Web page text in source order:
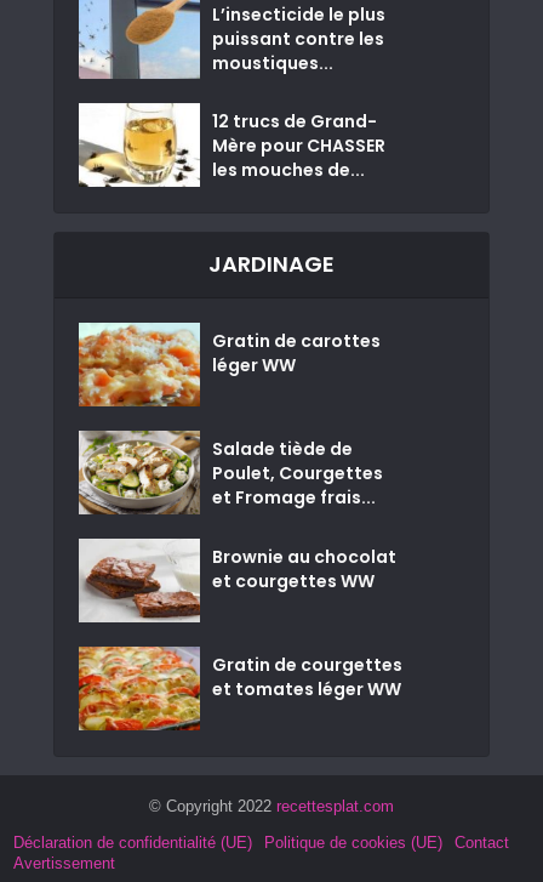
L’insecticide le plus
puissant contre les
moustiques...
12 trucs de Grand-
Mère pour CHASSER
les mouches de...
JARDINAGE
Gratin de carottes
léger WW
Salade tiède de
Poulet, Courgettes
et Fromage frais...
Brownie au chocolat
et courgettes WW
Gratin de courgettes
et tomates léger WW
© Copyright 2022 recettesplat.com
Déclaration de confidentialité (UE)
Politique de cookies (UE)
Contact
Avertissement